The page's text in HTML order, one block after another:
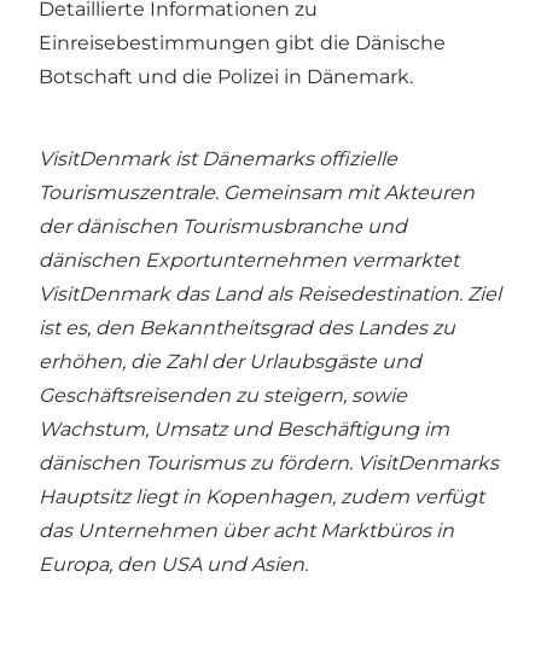
Detaillierte Informationen zu
Einreisebestimmungen gibt die Dänische
Botschaft und die Polizei in Dänemark.
VisitDenmark ist Dänemarks offizielle
Tourismuszentrale. Gemeinsam mit Akteuren
der dänischen Tourismusbranche und
dänischen Exportunternehmen vermarktet
VisitDenmark das Land als Reisedestination. Ziel
ist es, den Bekanntheitsgrad des Landes zu
erhöhen, die Zahl der Urlaubsgäste und
Geschäftsreisenden zu steigern, sowie
Wachstum, Umsatz und Beschäftigung im
dänischen Tourismus zu fördern. VisitDenmarks
Hauptsitz liegt in Kopenhagen, zudem verfügt
das Unternehmen über acht Marktbüros in
Europa, den USA und Asien.